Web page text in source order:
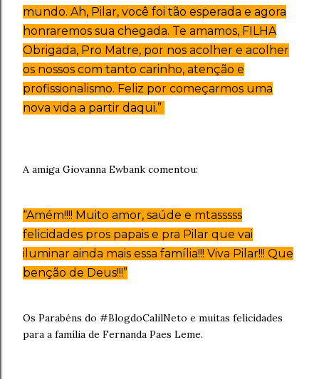
mundo. Ah, Pilar, você foi tão esperada e agora
honraremos sua chegada. Te amamos, FILHA
Obrigada, Pro Matre, por nos acolher e acolher
os nossos com tanto carinho, atenção e
profissionalismo. Feliz por começarmos uma
nova vida a partir daqui.”
A amiga Giovanna Ewbank comentou:
“Amém!!!! Muito amor, saúde e mtasssss
felicidades pros papais e pra Pilar que vai
iluminar ainda mais essa família!!! Viva Pilar!!! Que
benção de Deus!!!”
Os Parabéns do #BlogdoCalilNeto e muitas felicidades
para a família de Fernanda Paes Leme.